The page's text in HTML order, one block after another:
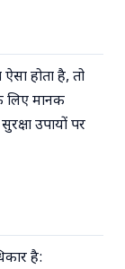
होता है, तो
लिए मानक
उपायों पर
है: